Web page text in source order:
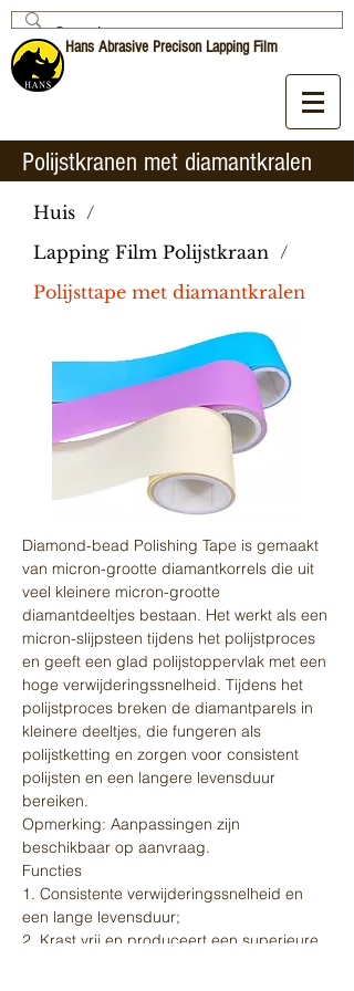
Hans Abrasive Precison Lapping Film
Polijstkranen met diamantkralen
Huis /
Lapping Film Polijstkraan /
Polijsttape met diamantkralen
Diamond-bead Polishing Tape is gemaakt
van micron-grootte diamantkorrels die uit
veel kleinere micron-grootte
diamantdeeltjes bestaan. Het werkt als een
micron-slijpsteen tijdens het polijstproces
en geeft een glad polijstoppervlak met een
hoge verwijderingssnelheid. Tijdens het
polijstproces breken de diamantparels in
kleinere deeltjes, die fungeren als
polijstketting en zorgen voor consistent
polijsten en een langere levensduur
bereiken.
Opmerking: Aanpassingen zijn
beschikbaar op aanvraag.
Functies
1. Consistente verwijderingssnelheid en
een lange levensduur;
2. Krast vrij en produceert een superieure